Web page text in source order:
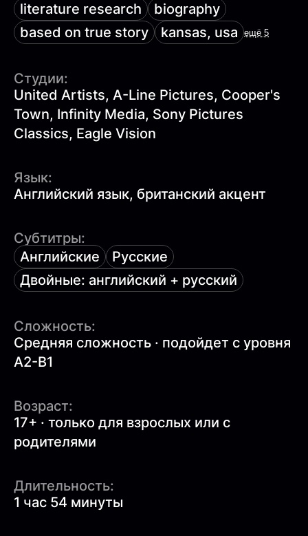
literature research
biography
based on true story
kansas, usa ещё 5
Студии:
United Artists, A-Line Pictures, Cooper's
Town, Infinity Media, Sony Pictures
Classics, Eagle Vision
Язык:
Английский язык, британский акцент
Субтитры:
Английские
Русские
Двойные: английский + русский
Сложность:
Средняя сложность · подойдет с уровня
A2-B1
Возраст:
17+ · только для взрослых или с
родителями
Длительность:
1 час 54 минуты